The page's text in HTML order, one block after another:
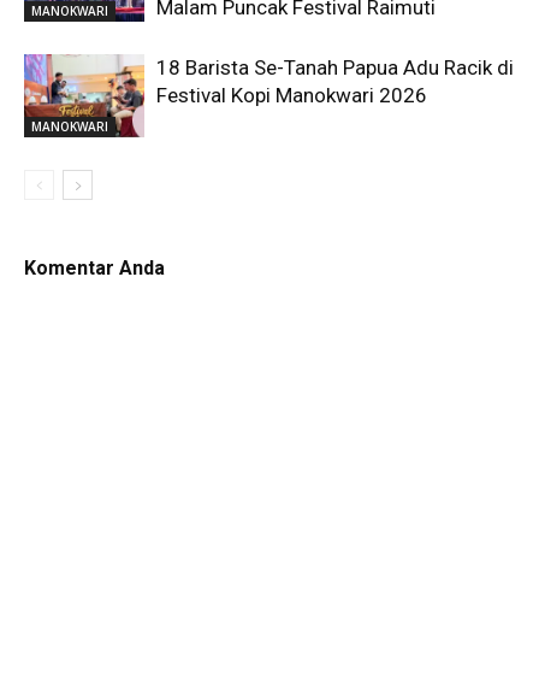
MANOKWARI Malam Puncak Festival Raimuti
MANOKWARI
18 Barista Se-Tanah Papua Adu Racik di
Festival Kopi Manokwari 2026
Komentar Anda